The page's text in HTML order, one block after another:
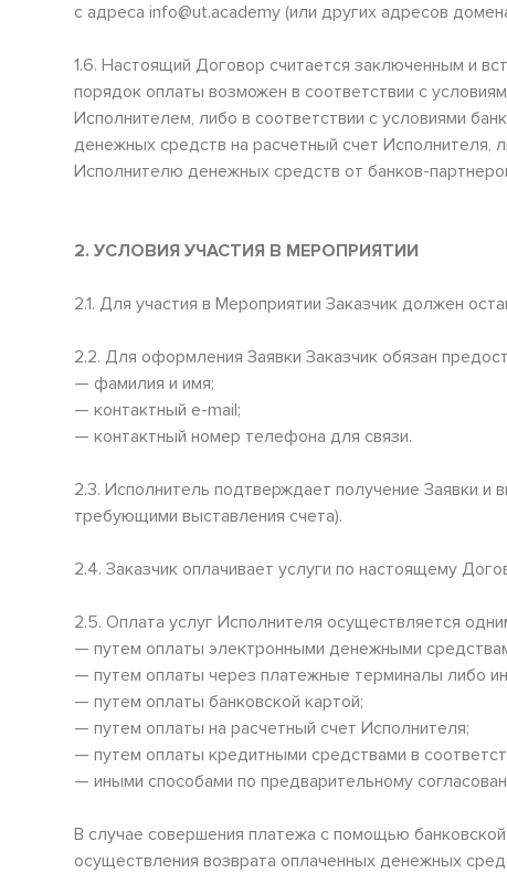
с адреса info@ut.academy (или других адресов
1.6. Настоящий Договор считается заключенным и
порядок оплаты возможен в соответствии с
Исполнителем, либо в соответствии с условиями
денежных средств на расчетный счет Исполнителя,
Исполнителю денежных средств от банков-
2. УСЛОВИЯ УЧАСТИЯ В МЕРОПРИЯТИИ
2.1. Для участия в Мероприятии Заказчик должен
2.2. Для оформления Заявки Заказчик обязан
— фамилия и имя;
— контактный e-mail;
— контактный номер телефона для связи.
2.3. Исполнитель подтверждает получение Заявки и
требующими выставления счета).
2.4. Заказчик оплачивает услуги по настоящему
2.5. Оплата услуг Исполнителя осуществляется
— путем оплаты электронными денежными
— путем оплаты через платежные терминалы либо
— путем оплаты банковской картой;
— путем оплаты на расчетный счет Исполнителя;
— путем оплаты кредитными средствами в
— иными способами по предварительному
В случае совершения платежа с помощью
осуществления возврата оплаченных денежных